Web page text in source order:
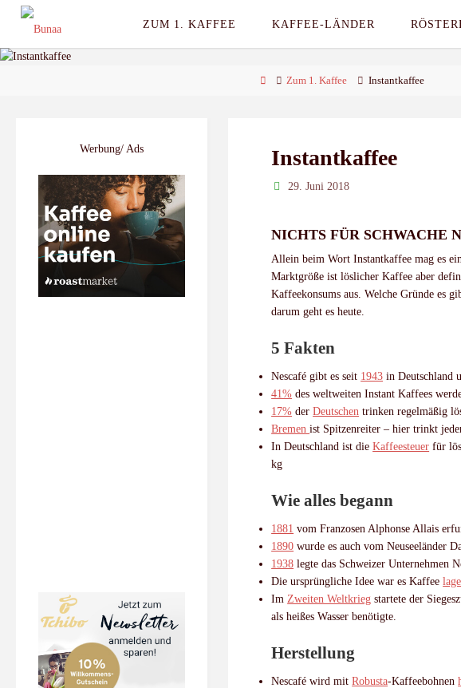
ZUM 1. KAFFEE KAFFEE-LÄNDER
HomeZum 1. Kaffee Instantkaffee
Instantkaffee
29. Juni 2018
NICHTS FÜR SCHWACHE
Allein beim Wort Instantkaffee mag es
Marktgröße ist löslicher Kaffee aber
Kaffeekonsums aus. Welche Gründe es
darum geht es heute.
5 Fakten
Nescafé gibt es seit 1943 in Deutschland
41% des weltweiten Instant Kaffees
17% derDeutschen trinken regelmäßig
Bremenist Spitzenreiter – hier trinkt
In Deutschland ist dieKaffeesteuer für
kg
Wie alles begann
1881 vom Franzosen Alphonse Allais
1890 wurde es auch vom Neuseeländer
1938 legte das Schweizer Unternehmen
Die ursprüngliche Idee war es Kaffee
Im Zweiten Weltkrieg startete der
als heißes Wasser benötigte.
Herstellung
Nescafé wird mitRobusta-Kaffeebohnen
Werbung/ Ads